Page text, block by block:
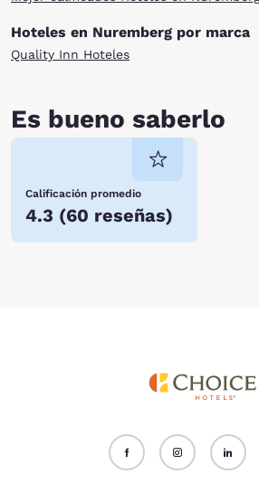
Hoteles en Nuremberg por marca
Quality Inn Hoteles
Es bueno saberlo
Calificación promedio
4.3 (60 reseñas)